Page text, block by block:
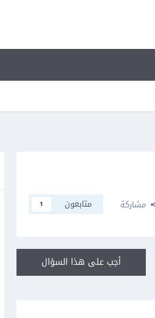
مشاركة متابعون 1
أجب على هذا السؤال